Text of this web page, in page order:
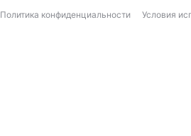
Политика конфиденциальности Условия